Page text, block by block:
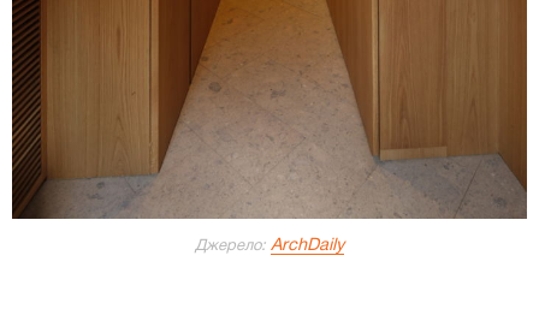
Джерело: ArchDaily